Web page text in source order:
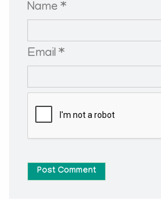
Name *
Email *
Post Comment